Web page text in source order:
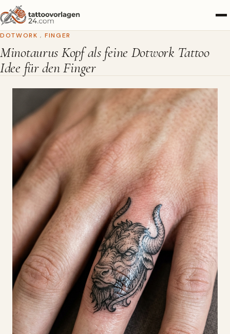
DOTWORK , FINGER
Minotaurus Kopf als feine Dotwork Tattoo
Idee für den Finger